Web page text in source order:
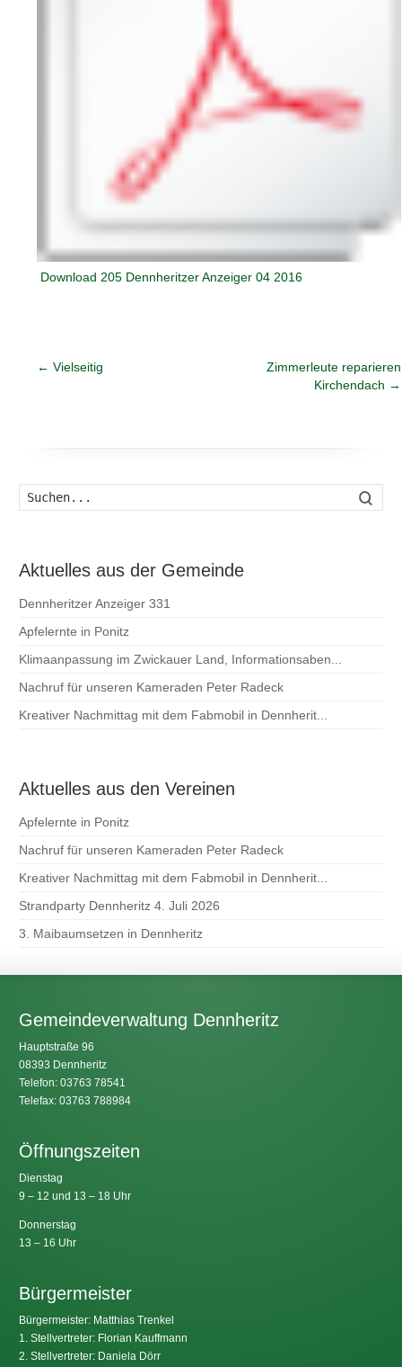
Download 205 Dennheritzer Anzeiger 04 2016
← Vielseitig
Zimmerleute reparieren
Kirchendach →
Aktuelles aus der Gemeinde
Dennheritzer Anzeiger 331
Apfelernte in Ponitz
Klimaanpassung im Zwickauer Land, Informationsaben...
Nachruf für unseren Kameraden Peter Radeck
Kreativer Nachmittag mit dem Fabmobil in Dennherit...
Aktuelles aus den Vereinen
Apfelernte in Ponitz
Nachruf für unseren Kameraden Peter Radeck
Kreativer Nachmittag mit dem Fabmobil in Dennherit...
Strandparty Dennheritz 4. Juli 2026
3. Maibaumsetzen in Dennheritz
Gemeindeverwaltung Dennheritz
Hauptstraße 96
08393 Dennheritz
Telefon: 03763 78541
Telefax: 03763 788984
Öffnungszeiten
Dienstag
9 – 12 und 13 – 18 Uhr
Donnerstag
13 – 16 Uhr
Bürgermeister
Bürgermeister: Matthias Trenkel
1. Stellvertreter: Florian Kauffmann
2. Stellvertreter: Daniela Dörr